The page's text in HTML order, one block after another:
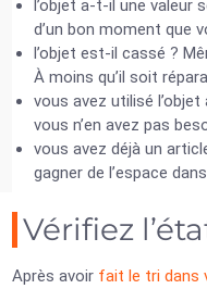
l’objet a-t-il une valeur
d’un bon moment que
l’objet est-il cassé ?
À moins qu’il soit
vous avez utilisé
vous n’en avez pas
vous avez déjà un
gagner de l’espace
Vérifiez
Après avoir fait le tri dans